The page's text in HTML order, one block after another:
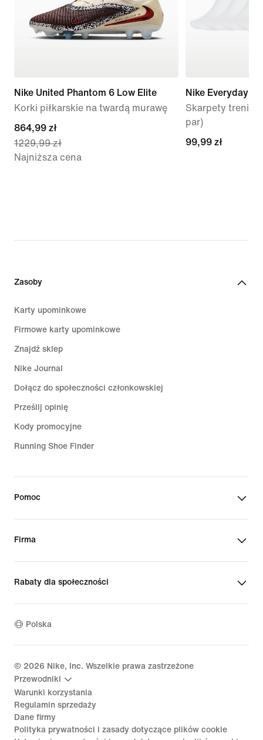
Nike United Phantom 6 Low Elite
Korki piłkarskie na twardą murawę
current
price
864,99 zł,
864,99 zł
1229,99 zł
Najniższa cena
Nike Everyday
Skarpety
par)
99,99 zł
99,99 zł
Zasoby
Karty upominkowe
Firmowe karty upominkowe
Znajdź sklep
Nike Journal
Dołącz do społeczności członkowskiej
Prześlij opinię
Kody promocyjne
Running Shoe Finder
Pomoc
Firma
Rabaty dla społeczności
Polska
© 2026 Nike, Inc. Wszelkie prawa zastrzeżone
Przewodniki
Warunki korzystania
Regulamin sprzedaży
Dane firmy
Polityka prywatności i zasady dotyczące plików cookie